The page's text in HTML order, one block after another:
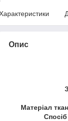
Опис
Матеріал